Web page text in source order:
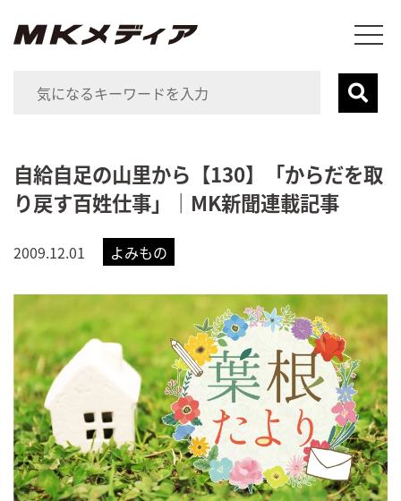
自給自足の山里から【130】「からだを取
り戻す百姓仕事」｜MK新聞連載記事
2009.12.01 よみもの